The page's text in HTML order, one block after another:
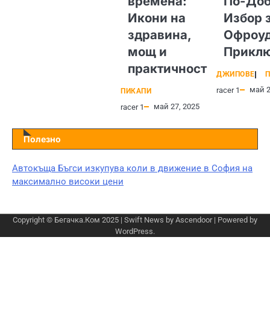
Икони на
здравина,
мощ и
практичност
ПИКАПИ
racer 1 май 27, 2025
Избор
ДЖИПОВЕ
racer 1 май
Полезно
Автокъща Бъгси изкупува коли в движение в София на
максимално високи цени
Copyright © Бегачка.Ком 2025 | Swift News by Ascendoor| Powered by
WordPress.